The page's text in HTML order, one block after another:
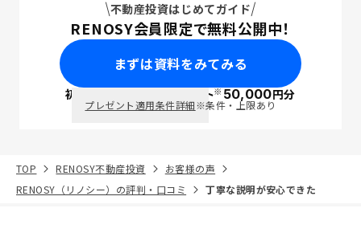
不動産投資はじめてガイド
RENOSY会員限定で無料公開中！
まずは資料をみてみる
初回面談で ポイント※50,000円分
プレゼント適用条件詳細※条件・上限あり
TOP RENOSY不動産投資
お客様の声
RENOSY（リノシー）の評判・口コミ
丁寧な説明が安心できた